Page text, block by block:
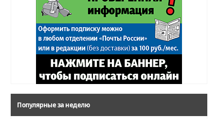
Популярные за неделю